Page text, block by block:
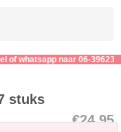
whatsapp naar 06-39623276
€24.95
stuks